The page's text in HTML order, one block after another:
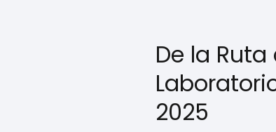
De la
2025